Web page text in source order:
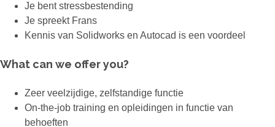
Je bent stressbestending
Je spreekt Frans
Kennis van Solidworks en Autocad is een voordeel
What can we offer you?
Zeer veelzijdige, zelfstandige functie
On-the-job training en opleidingen in functie van
behoeften